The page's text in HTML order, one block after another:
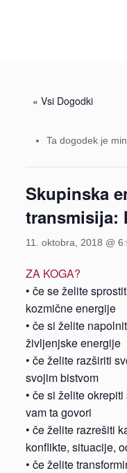
« Vsi Dogodki
Ta dogodek je
Skupinska
transmisija:
11. oktobra, 2018 @
ZA KOGA?
• če se želite
kozmične energije
• če si želite
življenjske energije
• če želite razširiti
svojim bistvom
• če si želite
vam ta govori
• če želite razrešiti
konflikte, situacije,
• če želite